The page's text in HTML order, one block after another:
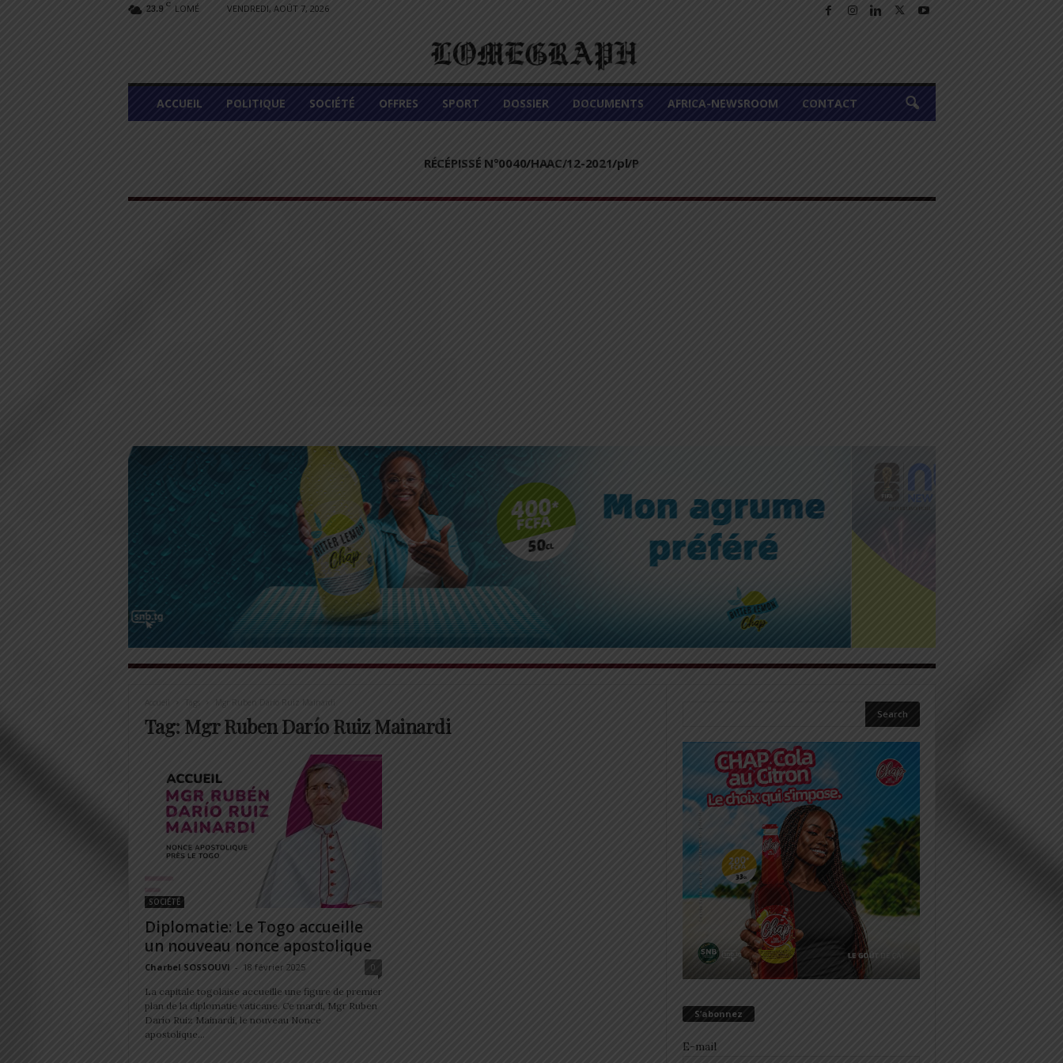
23.9 C LOMÉ VENDREDI, AOÛT 7, 2026
L
M
ACCUEIL POLITIQUE SOCIÉTÉ OFFRES SPORT DOSSIER DOCUMENTS AFRICA-NEWSROOM CONTACT
RÉCÉPISSÉ N°0040/HAAC/12-2021/pl/P
Accueil Tags Mgr Ruben Darío Ruiz Mainardi
Tag: Mgr Ruben Darío Ruiz Mainardi
SOCIÉTÉ
Diplomatie: Le Togo accueille
un nouveau nonce apostolique
Charbel SOSSOUVI - 18 février 2025 0
La capitale togolaise accueille une figure de premier
plan de la diplomatie vaticane. Ce mardi, Mgr Ruben
Darío Ruiz Mainardi, le nouveau Nonce
apostolique...
S’abonnez
E-mail